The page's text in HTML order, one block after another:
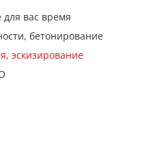
вас время
бетонирование
эскизирование